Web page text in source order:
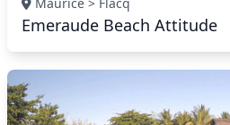
Emeraude Beach Attitude